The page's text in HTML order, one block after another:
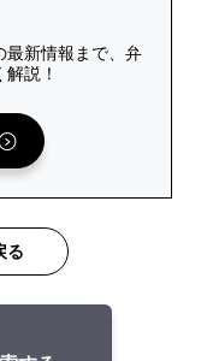
最新情報まで、弁
説！
る